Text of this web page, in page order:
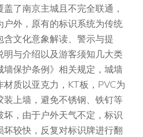
了南京主城且不完全联通，
户外，原有的标识系统为传统
含文化意象解读、警示与提
明与介绍以及游客须知几大类
墙保护条例》相关规定，城墙
质以亚克力，KT板，PVC为
装上墙，避免不锈钢、铁钉等
坏，由于户外天气不定，标识
坏较快，反复对标识牌进行翻